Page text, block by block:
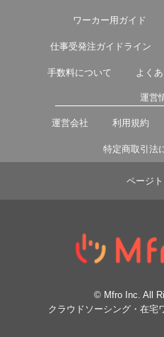
ワーカー用ガイド
仕事受発注ガイドライン
手数料について よく
運営
運営会社 利用規約
特定商取引法
ページ
© Mfro Inc. All
クラウドソーシング・在宅